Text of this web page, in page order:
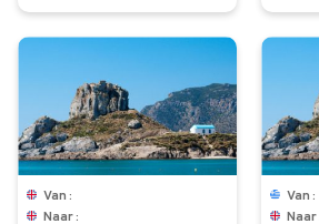
Van
Naar
Van
Naar